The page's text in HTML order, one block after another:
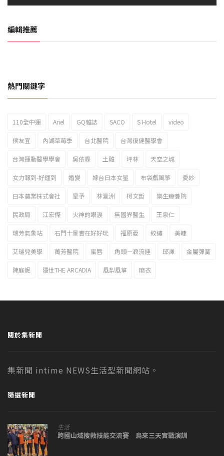
編輯推薦
2023新北市北海岸國際風箏節「風在石起」霸氣回歸
熱門關鍵字
110全中運 Ariel GQ雜誌 SACO S Hotel video
侯友宜 內湖草莓季 台北醫院 台灣復健醫學會
台灣運動醫學學會 吳依霖 土雞 坪林 天空之城
女力報到-好運到 婚變 嫁台日本女星 布袋戲風箏 愛紗
日本農業株式會社 星予 林瀛洲 柯文哲 樂生療養院
民政局 江宏傑 火神的眼淚 無國界醫生 王泉仁
瑞芳氣象站 石門十景實在好好玩 福原愛 紋繡 美睫
艾瑞兒美學 萬芳醫院 蜜唇 角頭－浪流連 邱澤 金屬彈簧
陳庭妮 隱世THE ARCADIA 風梨風箏 麻衣
關於集新聞
集新聞 intime NEWS生活型新聞網站。
隨選新聞
生活
跨國山域搜救技能交流賽 烏來三天實戰演訓